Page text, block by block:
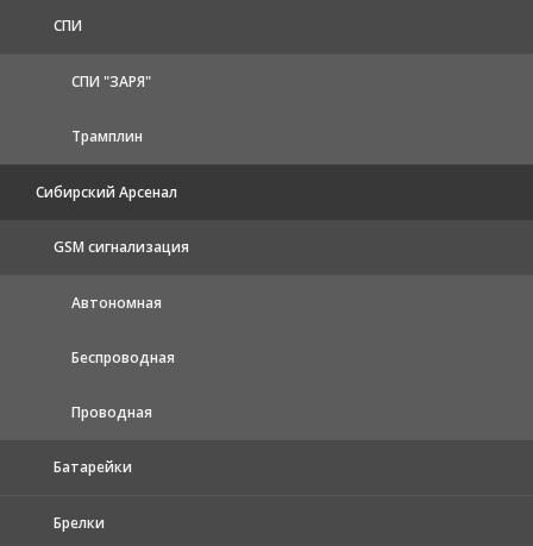
СПИ
СПИ "ЗАРЯ"
Трамплин
Сибирский Арсенал
GSM сигнализация
Автономная
Беспроводная
Проводная
Батарейки
Брелки